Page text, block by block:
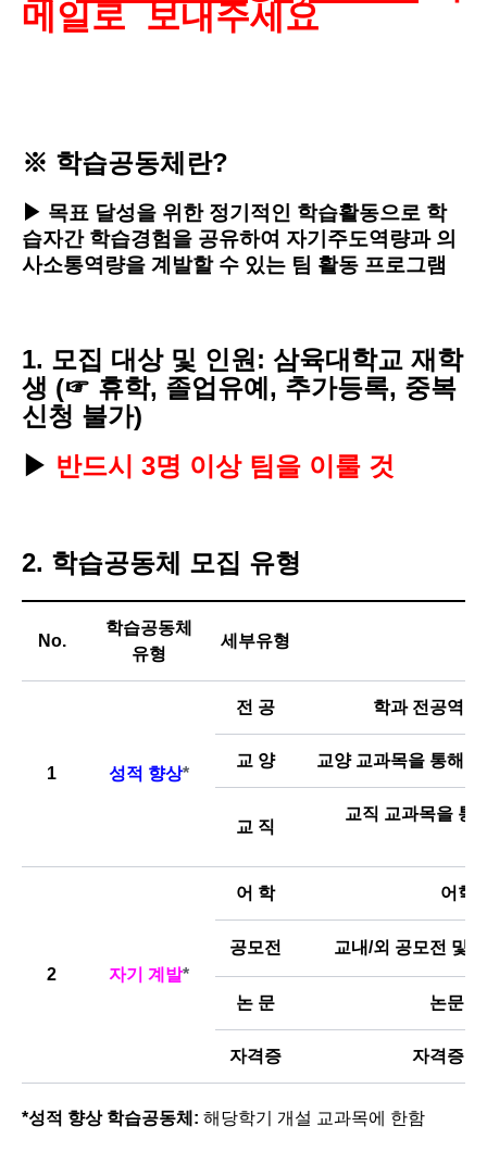
메일로 보내주세요
※ 학습공동체란?
▶ 목표 달성을 위한 정기적인 학습활동으로 학
습자간 학습경험을 공유하여 자기주도역량과 의
사소통역량을 계발할 수 있는 팀 활동 프로그램
1. 모집 대상 및 인원 : 삼육대학교 재학
생 (☞ 휴학, 졸업유예, 추가등록, 중복
신청 불가)
▶ 반드시 3명 이상 팀을 이룰 것
2. 학습공동체 모집 유형
No.
학습공동체
유형
세부유형
1 성적 향상*
전 공 학과 전공역량
교 양 교양 교과목을 통해
교 직
교직 교과목을 통
2 자기 계발*
어 학 어학
공모전 교내/외 공모전 및
논 문 논문
자격증 자격증
*성적 향상 학습공동체 : 해당학기 개설 교과목에 한함